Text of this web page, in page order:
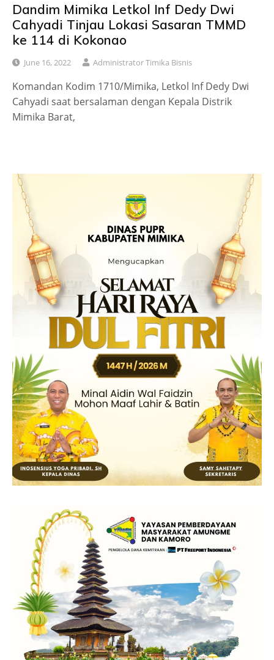
Dandim Mimika Letkol Inf Dedy Dwi
Cahyadi Tinjau Lokasi Sasaran TMMD
ke 114 di Kokonao
June 16, 2022 Administrator Timika Bisnis
Komandan Kodim 1710/Mimika, Letkol Inf Dedy Dwi
Cahyadi saat bersalaman dengan Kepala Distrik
Mimika Barat,